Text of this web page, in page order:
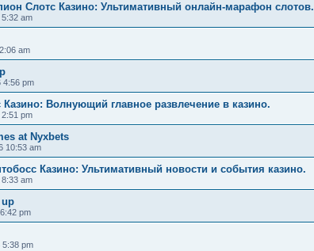
Слотс Казино: Ультимативный онлайн-марафон слотов.
am
am
4:56 pm
Казино: Волнующий главное развлечение в казино.
pm
at Nyxbets
10:53 am
Казино: Ультимативный новости и события казино.
am
up
pm
5:38 pm